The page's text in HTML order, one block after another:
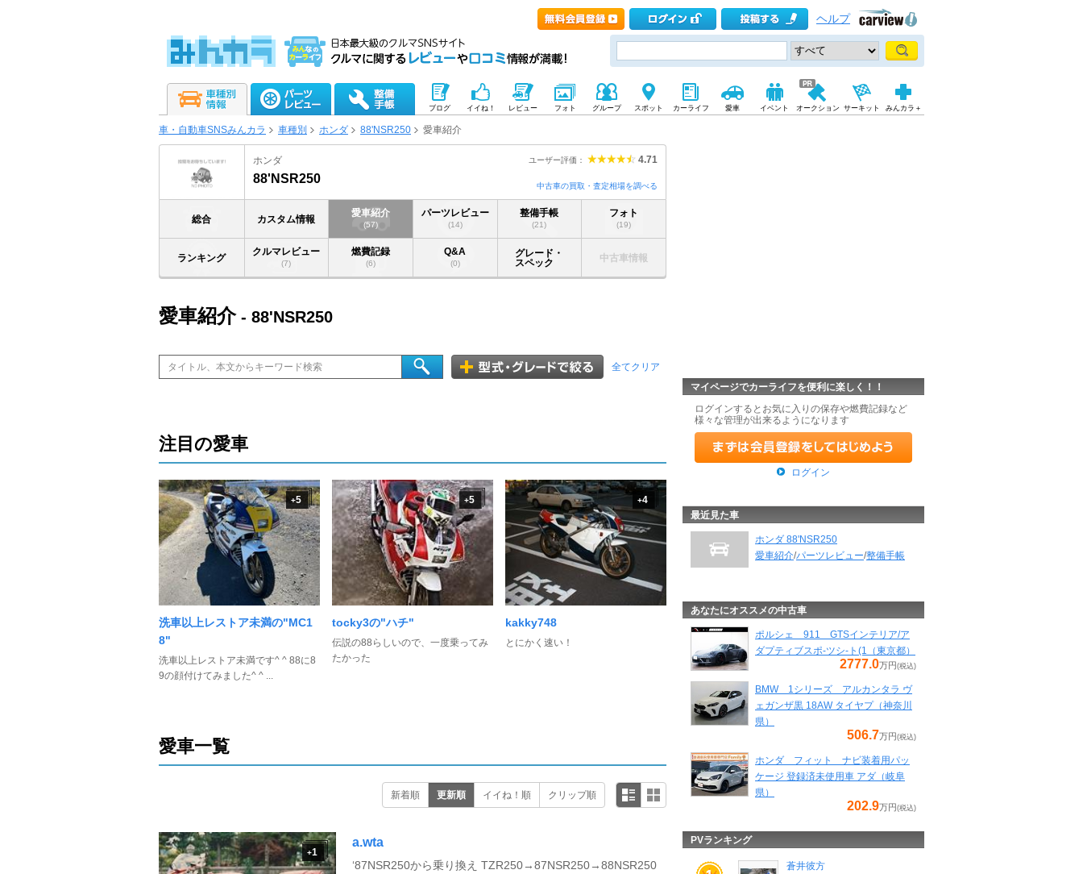
ヘルプ
ブログ イイね！ レビュー フォト グループ スポット カーライフ 愛車 イベント オークション サーキット みんカラ＋
車・自動車SNSみんカラ 車種別 ホンダ 88'NSR250 愛車紹介
ユーザー評価： 4.71
ホンダ
88'NSR250
中古車の買取・査定相場を調べる
総合 カスタム情報
愛車紹介
(57)
パーツレビュー
(14)
整備手帳
(21)
フォト
(19)
ランキング
クルマレビュー
(7)
燃費記録
(6)
Q&A
(0)
グレード・
スペック
中古車情報
愛車紹介- 88'NSR250
全てクリア
注目の愛車
+5
洗車以上レストア未満の"MC1
8"
洗車以上レストア未満です^ ^ 88に8
9の顔付けてみました^ ^ ...
+5
tocky3の"ハチ"
伝説の88らしいので、一度乗ってみ
たかった
+4
kakky748
とにかく速い！
愛車一覧
新着順 更新順 イイね！順 クリップ順
+1
a.wta
‘87NSR250から乗り換え TZR250→87NSR250→88NSR250
マイページでカーライフを便利に楽しく！！
ログインするとお気に入りの保存や燃費記録など
様々な管理が出来るようになります
ログイン
最近見た車
ホンダ 88'NSR250
愛車紹介/パーツレビュー/整備手帳
あなたにオススメの中古車
ポルシェ 911 GTSインテリア/ア
ダプティブスポ-ツシ-ト(1（東京都）
2777.0万円 (税込)
BMW 1シリーズ アルカンタラ ヴ
ェガンザ黒 18AW タイヤプ（神奈川
県）
506.7万円 (税込)
ホンダ フィット ナビ装着用パッ
ケージ 登録済未使用車 アダ（岐阜
県）
202.9万円 (税込)
PVランキング
蒼井彼方